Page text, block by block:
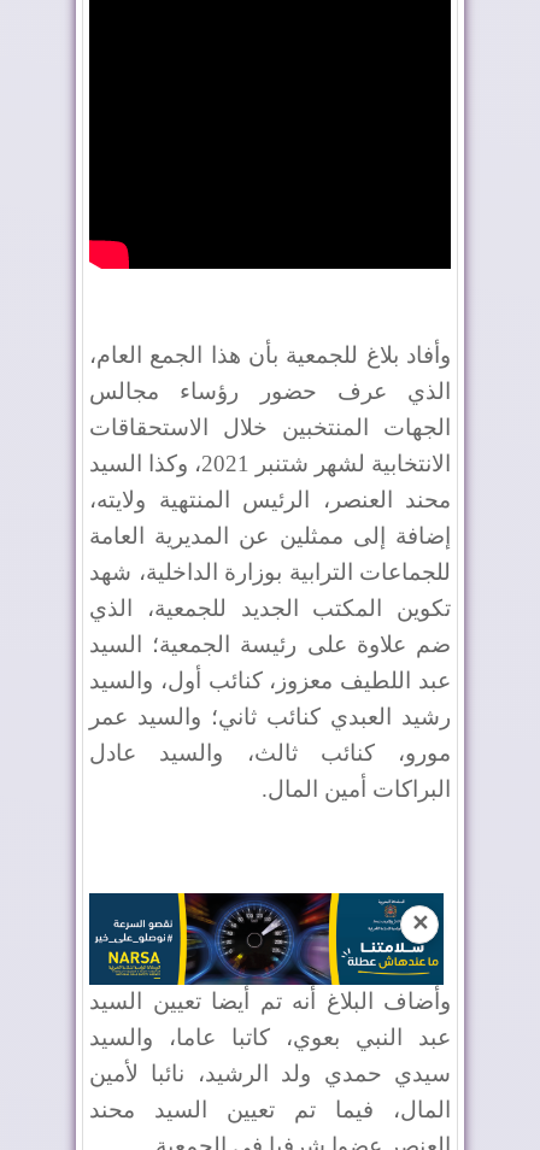
وأفاد بلاغ للجمعية بأن هذا الجمع العام،
الذي عرف حضور رؤساء مجالس
الجهات المنتخبين خلال الاستحقاقات
الانتخابية لشهر شتنبر 2021، وكذا السيد
محند العنصر، الرئيس المنتهية ولايته،
إضافة إلى ممثلين عن المديرية العامة
للجماعات الترابية بوزارة الداخلية، شهد
تكوين المكتب الجديد للجمعية، الذي
ضم علاوة على رئيسة الجمعية؛ السيد
عبد اللطيف معزوز، كنائب أول، والسيد
رشيد العبدي كنائب ثاني؛ والسيد عمر
مورو، كنائب ثالث، والسيد عادل
البراكات أمين المال.
✕
وأضاف البلاغ أنه تم أيضا تعيين السيد
عبد النبي بعوي، كاتبا عاما، والسيد
سيدي حمدي ولد الرشيد، نائبا لأمين
المال، فيما تم تعيين السيد محند